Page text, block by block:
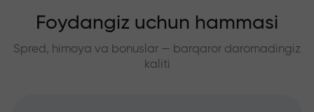
Foydangiz uchun hammasi
Spred, himoya va bonuslar — barqaror daromadingiz
kaliti